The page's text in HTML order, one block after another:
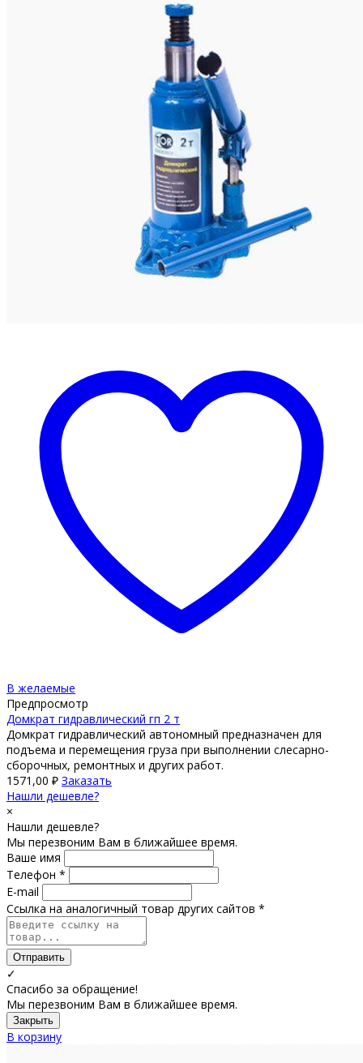
В желаемые
Предпросмотр
Домкрат гидравлический гп 2 т
Домкрат гидравлический автономный предназначен для
подъема и перемещения груза при выполнении слесарно-
сборочных, ремонтных и других работ.
1571,00 ₽ Заказать
Нашли дешевле?
×
Нашли дешевле?
Мы перезвоним Вам в ближайшее время.
Ваше имя
Телефон *
E-mail
Ссылка на аналогичный товар других сайтов *
Отправить
✓
Спасибо за обращение!
Мы перезвоним Вам в ближайшее время.
Закрыть
В корзину